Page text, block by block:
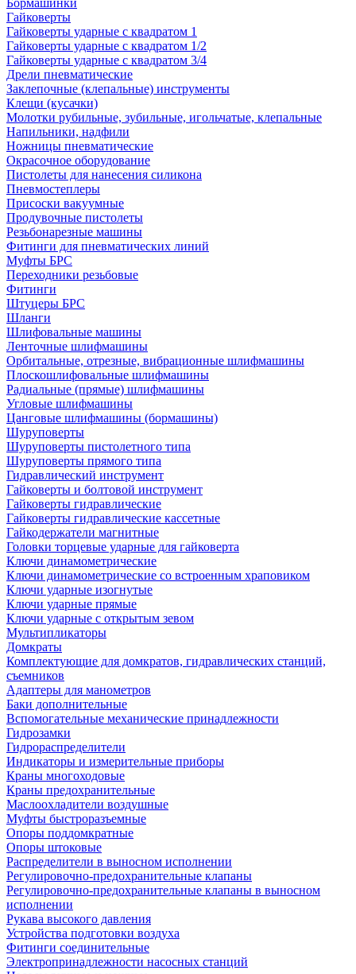
Бормашинки
Гайковерты
Гайковерты ударные с квадратом 1
Гайковерты ударные с квадратом 1/2
Гайковерты ударные с квадратом 3/4
Дрели пневматические
Заклепочные (клепальные) инструменты
Клещи (кусачки)
Молотки рубильные, зубильные, игольчатые, клепальные
Напильники, надфили
Ножницы пневматические
Окрасочное оборудование
Пистолеты для нанесения силикона
Пневмостеплеры
Присоски вакуумные
Продувочные пистолеты
Резьбонарезные машины
Фитинги для пневматических линий
Муфты БРС
Переходники резьбовые
Фитинги
Штуцеры БРС
Шланги
Шлифовальные машины
Ленточные шлифмашины
Орбитальные, отрезные, вибрационные шлифмашины
Плоскошлифовальные шлифмашины
Радиальные (прямые) шлифмашины
Угловые шлифмашины
Цанговые шлифмашины (бормашины)
Шуруповерты
Шуруповерты пистолетного типа
Шуруповерты прямого типа
Гидравлический инструмент
Гайковерты и болтовой инструмент
Гайковерты гидравлические
Гайковерты гидравлические кассетные
Гайкодержатели магнитные
Головки торцевые ударные для гайковерта
Ключи динамометрические
Ключи динамометрические со встроенным храповиком
Ключи ударные изогнутые
Ключи ударные прямые
Ключи ударные с открытым зевом
Мультипликаторы
Домкраты
Комплектующие для домкратов, гидравлических станций,
съемников
Адаптеры для манометров
Баки дополнительные
Вспомогательные механические принадлежности
Гидрозамки
Гидрораспределители
Индикаторы и измерительные приборы
Краны многоходовые
Краны предохранительные
Маслоохладители воздушные
Муфты быстроразъемные
Опоры поддомкратные
Опоры штоковые
Распределители в выносном исполнении
Регулировочно-предохранительные клапаны
Регулировочно-предохранительные клапаны в выносном
исполнении
Рукава высокого давления
Устройства подготовки воздуха
Фитинги соединительные
Электропринадлежности насосных станций